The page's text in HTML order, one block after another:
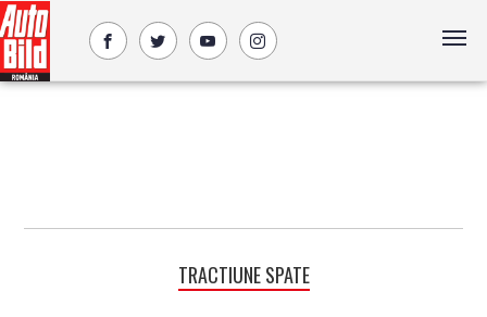
TRACTIUNE SPATE